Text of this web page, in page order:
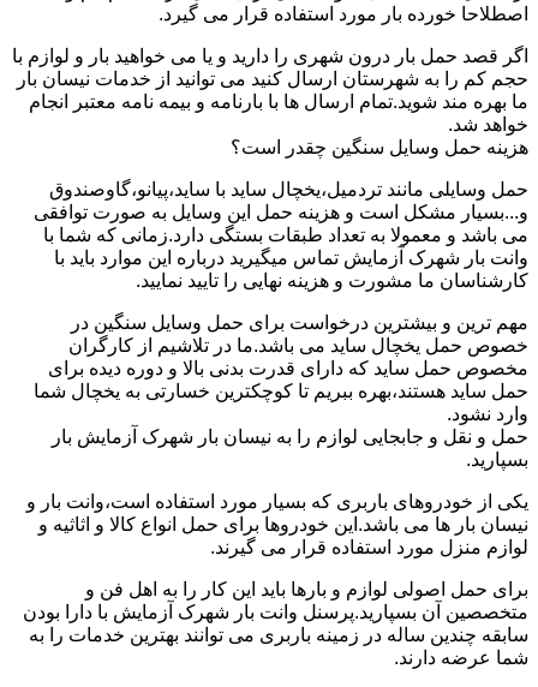
اصطلاحا خورده بار مورد استفاده قرار می گیرد.
اگر قصد حمل بار درون شهری را دارید و یا می خواهید بار و لوازم با
حجم کم را به شهرستان ارسال کنید می توانید از خدمات نیسان بار
ما بهره مند شوید.تمام ارسال ها با بارنامه و بیمه نامه معتبر انجام
خواهد شد.
هزینه حمل وسایل سنگین چقدر است؟
حمل وسایلی مانند تردمیل،یخچال ساید با ساید،پیانو،گاوصندوق
و...بسیار مشکل است و هزینه حمل این وسایل به صورت توافقی
می باشد و معمولا به تعداد طبقات بستگی دارد.زمانی که شما با
وانت بار شهرک آزمایش تماس میگیرید درباره این موارد باید با
کارشناسان ما مشورت و هزینه نهایی را تایید نمایید.
مهم ترین و بیشترین درخواست برای حمل وسایل سنگین در
خصوص حمل یخچال ساید می باشد.ما در تلاشیم از کارگران
مخصوص حمل ساید که دارای قدرت بدنی بالا و دوره دیده برای
حمل ساید هستند،بهره ببریم تا کوچکترین خسارتی به یخچال شما
وارد نشود.
حمل و نقل و جابجایی لوازم را به نیسان بار شهرک آزمایش بار
بسپارید.
یکی از خودروهای باربری که بسیار مورد استفاده است،وانت بار و
نیسان بار ها می باشد.این خودروها برای حمل انواع کالا و اثاثیه و
لوازم منزل مورد استفاده قرار می گیرند.
برای حمل اصولی لوازم و بارها باید این کار را به اهل فن و
متخصصین آن بسپارید.پرسنل وانت بار شهرک آزمایش با دارا بودن
سابقه چندین ساله در زمینه باربری می توانند بهترین خدمات را به
شما عرضه دارند.